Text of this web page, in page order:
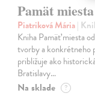
Pamät miesta
Piatriková Mária|
Kniha Pamäť miesta
tvorby a konkrétneho
približuje ako
Bratislavy…
Na sklade ?